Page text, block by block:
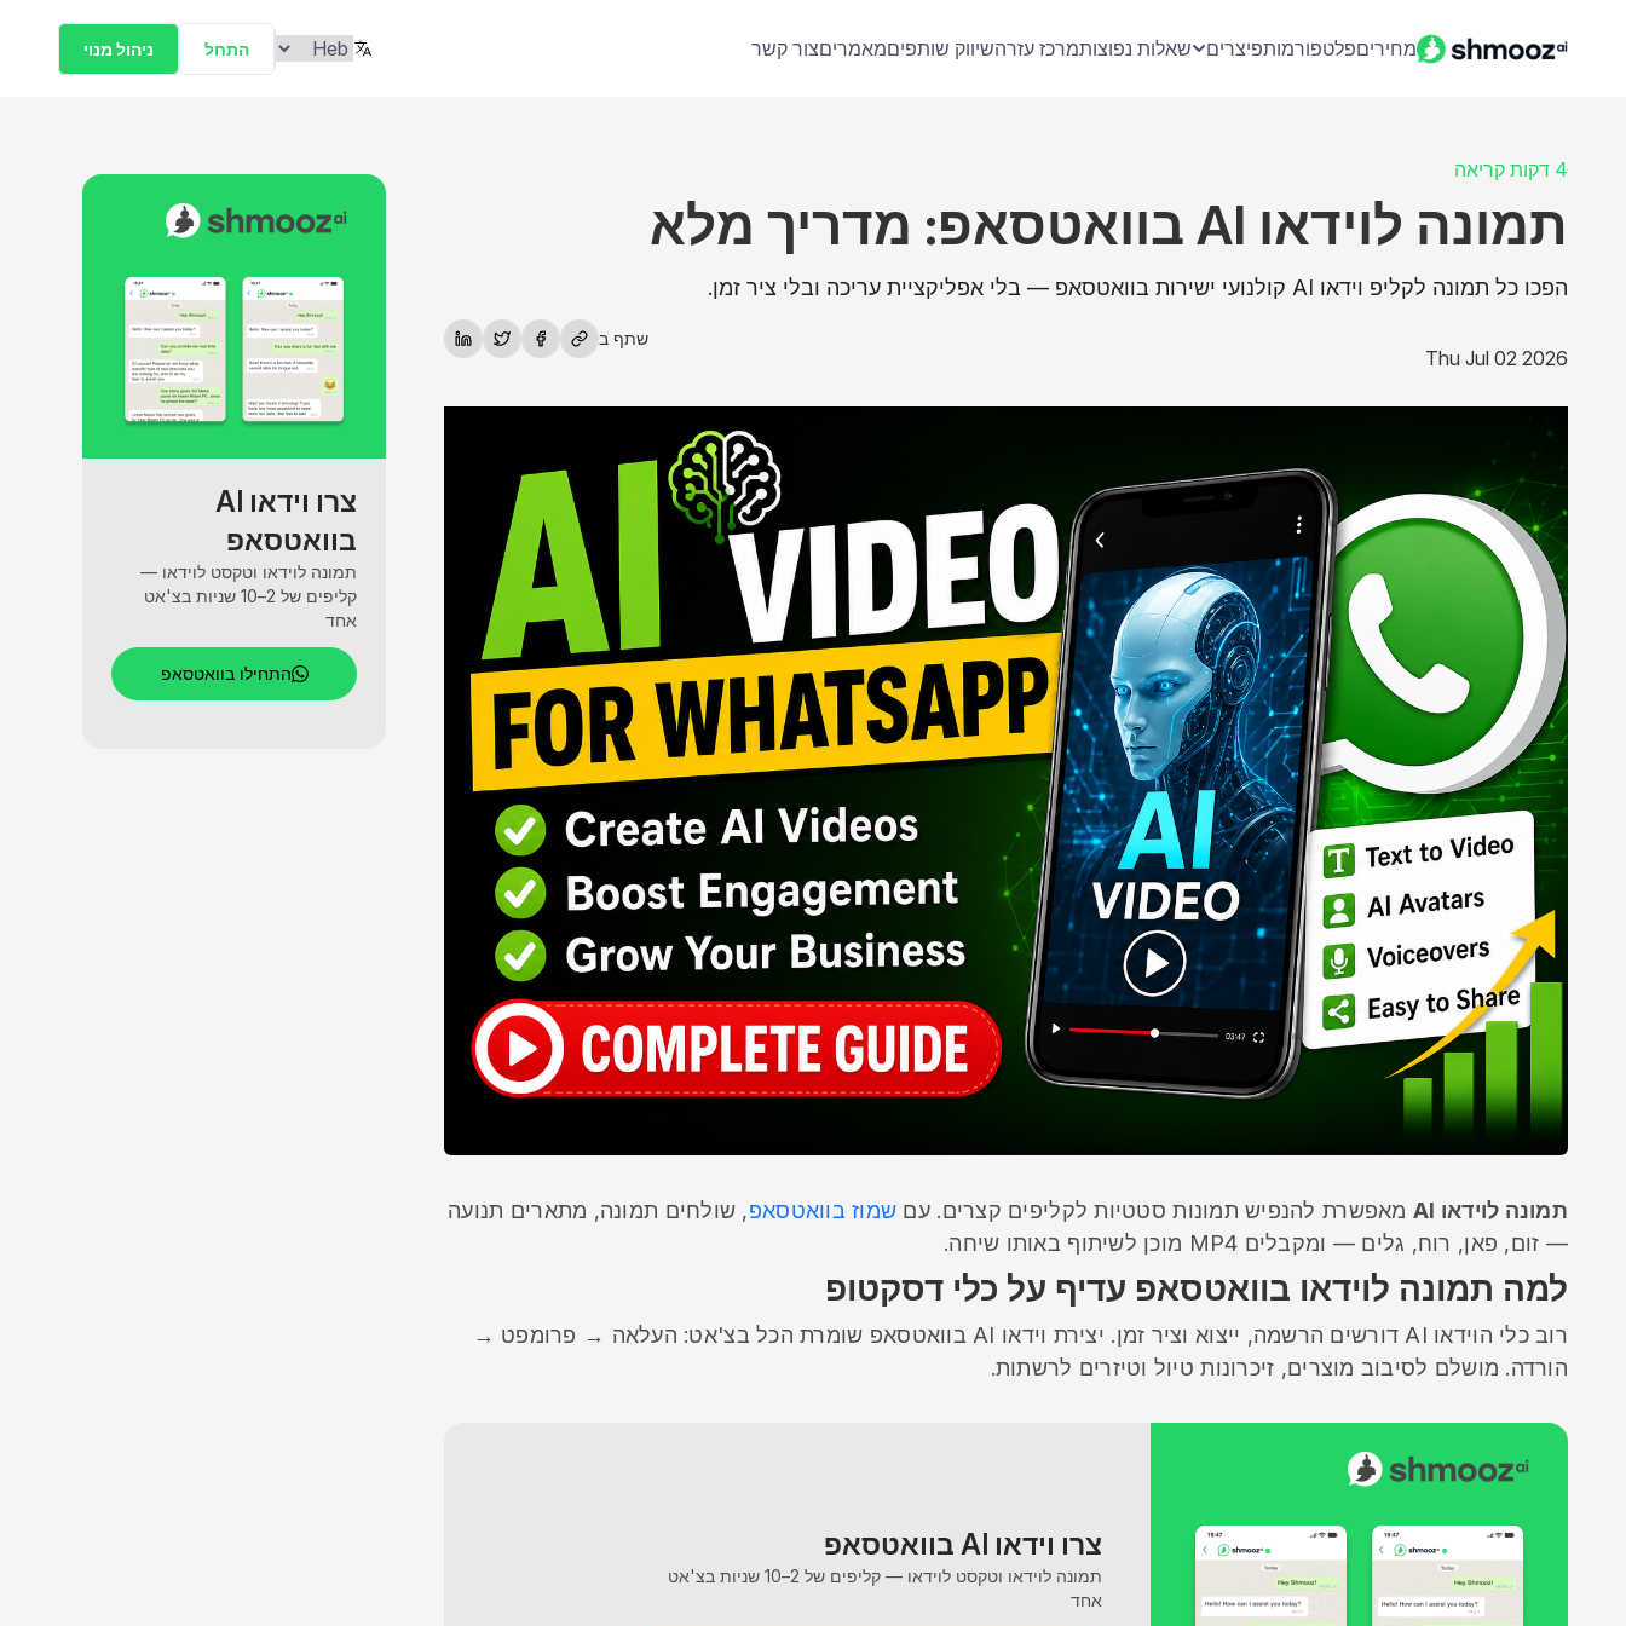
מחיריםפלטפורמותפיצרים שאלות נפוצותמרכז עזרהשיווק שותפיםמאמריםצור קשר התחל ניהול מנוי
4 דקות קריאה
תמונה לוידאו AI בוואטסאפ: מדריך מלא
הפכו כל תמונה לקליפ וידאו AI קולנועי ישירות בוואטסאפ — בלי אפליקציית עריכה ובלי ציר זמן.
Thu Jul 02 2026
שתף ב
תמונה לוידאו AI שמוז בוואטסאפ, שולחים תמונה, מתארים תנועה
— זום, פאן, רוח, גלים — ומקבלים MP4 מוכן לשיתוף באותו שיחה.
למה תמונה לוידאו בוואטסאפ עדיף על כלי דסקטופ
רוב כלי הוידאו AI דורשים הרשמה, ייצוא וציר זמן. יצירת וידאו AI בוואטסאפ שומרת הכל בצ'אט: העלאה → פרומפט →
הורדה. מושלם לסיבוב מוצרים, זיכרונות טיול וטיזרים לרשתות.
צרו וידאו AI בוואטסאפ
תמונה לוידאו וטקסט לוידאו — קליפים של 2–10 שניות בצ'אט
אחד
צרו וידאו AI
בוואטסאפ
תמונה לוידאו וטקסט לוידאו —
קליפים של 2–10 שניות בצ'אט
אחד
התחילו בוואטסאפ